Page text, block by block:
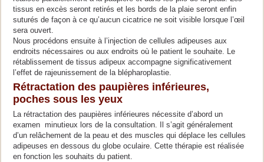
tissus en excès seront retirés et les bords de la plaie seront enfin
suturés de façon à ce qu’aucun cicatrice ne soit visible lorsque l’œil
sera ouvert.
Nous procédons ensuite à l’injection de cellules adipeuses aux
endroits nécessaires ou aux endroits où le patient le souhaite. Le
rétablissement de tissus adipeux accompagne significativement
l’effet de rajeunissement de la blépharoplastie.
Rétractation des paupières inférieures,
poches sous les yeux
La rétractation des paupières inférieures nécessite d’abord un
examen minutieux lors de la consultation. Il s’agit généralement
d’un relâchement de la peau et des muscles qui déplace les cellules
adipeuses en dessous du globe oculaire. Cette thérapie est réalisée
en fonction les souhaits du patient.